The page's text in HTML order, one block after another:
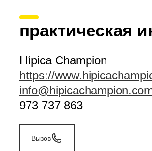
практическая
Hípica Champion
https://
973 737 863
Вызов